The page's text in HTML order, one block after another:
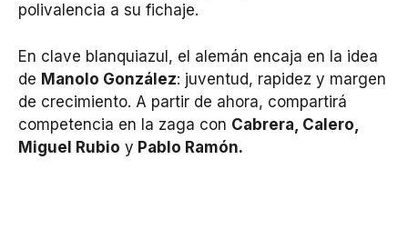
polivalencia a su fichaje.
En clave blanquiazul, el alemán encaja en la idea
de Manolo González: juventud, rapidez y margen
de crecimiento. A partir de ahora, compartirá
competencia en la zaga con Cabrera, Calero,
Miguel Rubio y Pablo Ramón.